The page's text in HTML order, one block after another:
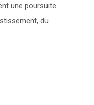
une poursuite
du